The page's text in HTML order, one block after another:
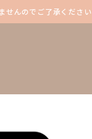
せんのでご了承ください